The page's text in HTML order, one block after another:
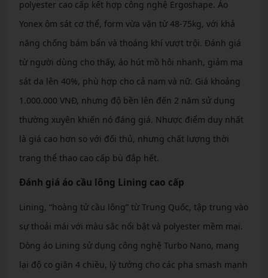
polyester cao cấp kết hợp công nghệ Ergoshape. Áo
Yonex ôm sát cơ thể, form vừa vặn từ 48-75kg, với khả
năng chống bám bẩn và thoáng khí vượt trội. Đánh giá
từ người dùng cho thấy, áo hút mồ hôi nhanh, giảm ma
sát da lên 40%, phù hợp cho cả nam và nữ. Giá khoảng
1.000.000 VNĐ, nhưng độ bền lên đến 2 năm sử dụng
thường xuyên khiến nó đáng giá. Nhược điểm duy nhất
là giá cao hơn so với đối thủ, nhưng chất lượng thời
trang thể thao cao cấp bù đắp hết.
Đánh giá áo cầu lông Lining cao cấp
Lining, “hoàng tử cầu lông” từ Trung Quốc, tập trung vào
sự thoải mái với màu sắc nổi bật và polyester mềm mại.
Dòng áo Lining sử dụng công nghệ Turbo Nano, mang
lại độ co giãn 4 chiều, lý tưởng cho các pha smash mạnh